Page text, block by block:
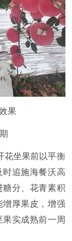
果
花坐果前以平衡
追施海餐沃高
分、花青素积
厚果皮，增强
实成熟前一周